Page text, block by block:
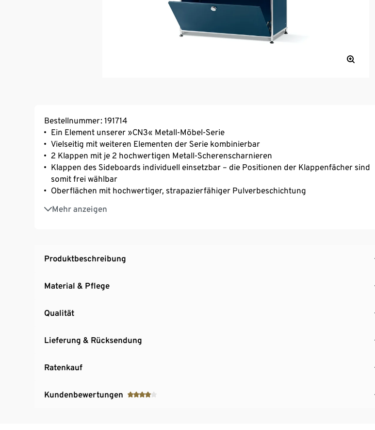
Bestellnummer: 191714
Ein Element unserer »CN3« Metall-Möbel-Serie
Vielseitig mit weiteren Elementen der Serie kombinierbar
2 Klappen mit je 2 hochwertigen Metall-Scherenscharnieren
Klappen des Sideboards individuell einsetzbar – die Positionen der Klappenfächer sind
somit frei wählbar
Oberflächen mit hochwertiger, strapazierfähiger Pulverbeschichtung
Mehr anzeigen
Mit verchromtem Metallgestell und Knaufgriffen
Mit höhenverstellbaren Kunststofffüßen für einen festen Stand auch auf unebenen
Produktbeschreibung
Material & Pflege
Qualität
Lieferung & Rücksendung
Ratenkauf
Kundenbewertungen